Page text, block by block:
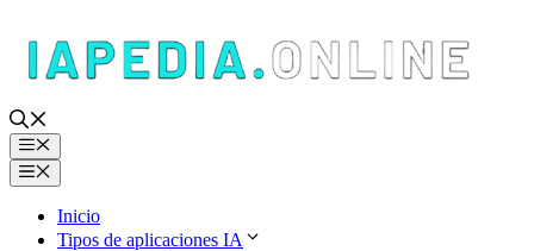
contenido
Menú
Menú
Inicio
Tipos de aplicaciones IA